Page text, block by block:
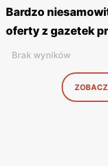
Bardzo
oferty z gazetek
Brak wyników